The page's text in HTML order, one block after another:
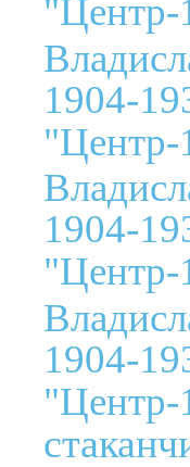
"Центр-
1904-
"Центр-
1904-
"Центр-
1904-
"Центр-